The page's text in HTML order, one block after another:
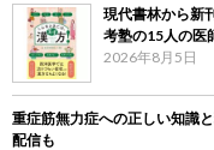
現代書林から新
考塾の15人の医
2026年8月5日
重症筋無力症への正しい知識
配信も